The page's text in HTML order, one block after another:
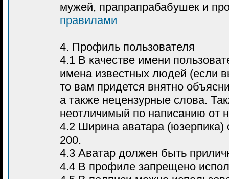
мужей, прапрапрабабушек и
правилами
4. Профиль пользователя
4.1 В качестве имени
имена известных людей (если
то вам придется внятно
а также нецензурные слова.
неотличимый по написанию от
4.2 Ширина аватара
200.
4.3 Аватар должен быть
4.4 В профиле запрещено